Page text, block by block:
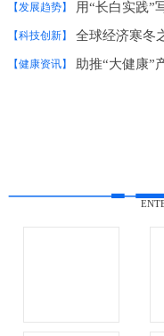
【发展趋势】 用“长白实践”
【科技创新】
【健康资讯】